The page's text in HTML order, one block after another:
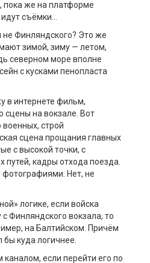
пока же на платформе
съёмки…
Финляндского? Это же
зимой, зиму — летом,
северном море вполне
с кусками пенопласта
в интернете фильм,
сцены на вокзале. Вот
строй
сцена прощания главных
с высокой точки, с
путей, кадры отхода поезда.
Нет, не
логике, если войска
Финляндского вокзала, то
на Балтийском. Причём
куда логичнее.
если перейти его по